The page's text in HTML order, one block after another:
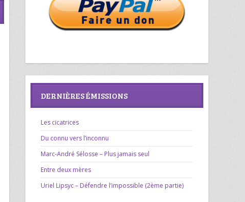
DERNIÈRES ÉMISSIONS
Les cicatrices
Du connu vers l’inconnu
Marc-André Sélosse – Plus jamais seul
Entre deux mères
Uriel Lipsyc – Défendre l’impossible (2ème partie)